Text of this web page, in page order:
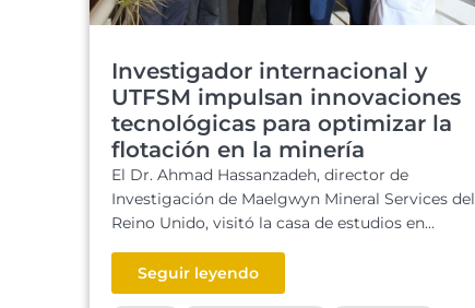
Investigador internacional y
UTFSM impulsan innovaciones
tecnológicas para optimizar la
flotación en la minería
El Dr. Ahmad Hassanzadeh, director de
Investigación de Maelgwyn Mineral Services del
Reino Unido, visitó la casa de estudios en...
Seguir leyendo